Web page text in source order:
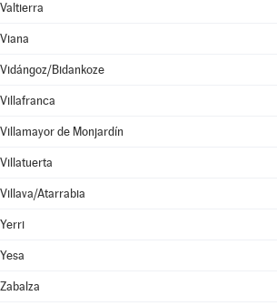
Valtierra
Viana
Vidángoz/Bidankoze
Villafranca
Villamayor de Monjardín
Villatuerta
Villava/Atarrabia
Yerri
Yesa
Zabalza